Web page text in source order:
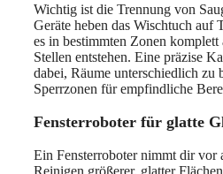
Wichtig ist die Trennung von
Geräte heben das Wischtuch auf
es in bestimmten Zonen komplett
Stellen entstehen. Eine präzise
dabei, Räume unterschiedlich zu
Sperrzonen für empfindliche
Fensterroboter für glatte
Ein Fensterroboter nimmt dir vor
Reinigen größerer, glatter